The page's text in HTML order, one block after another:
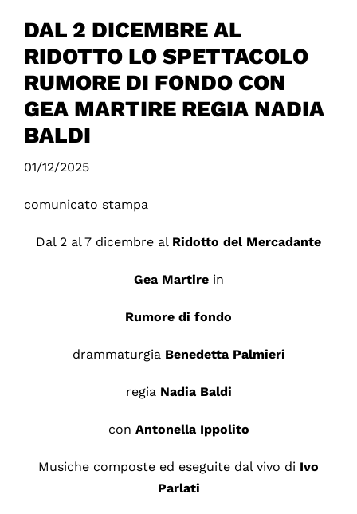
DAL 2 DICEMBRE AL
RIDOTTO LO SPETTACOLO
RUMORE DI FONDO CON
GEA MARTIRE REGIA NADIA
BALDI
01/12/2025
comunicato stampa
Dal 2 al 7 dicembre al Ridotto del Mercadante
Gea Martirein
Rumore di fondo
drammaturgia Benedetta Palmieri
regia Nadia Baldi
con Antonella Ippolito
Musiche composte ed eseguite dal vivo di Ivo
Parlati